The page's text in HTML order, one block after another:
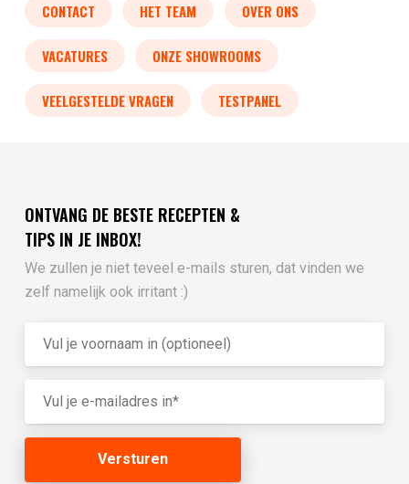
CONTACT HET TEAM OVER ONS
VACATURES ONZE SHOWROOMS
VEELGESTELDE VRAGEN TESTPANEL
ONTVANG DE BESTE RECEPTEN &
TIPS IN JE INBOX!
We zullen je niet teveel e-mails sturen, dat vinden we
zelf namelijk ook irritant :)